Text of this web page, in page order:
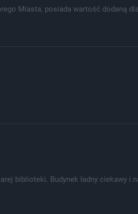
Miasta, posiada wartość dodaną
biblioteki. Budynek ładny ciekawy i